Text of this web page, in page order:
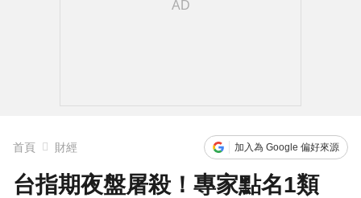
首頁 財經 加入為 Google 偏好來源
台指期夜盤屠殺！專家點名1類